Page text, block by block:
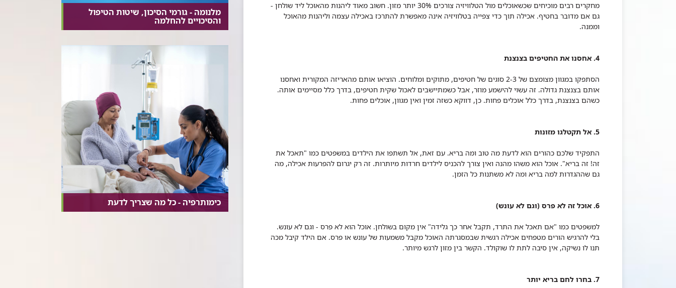
מחקרים רבים מוכיחים שכשאוכלים מול הטלוויזיה צורכים 30% יותר מזון. חשוב מאוד ליהנות מהאוכל ליד שולחן -
גם אם מדובר בחטיף. אכילה תוך כדי צפייה בטלוויזיה אינה מאפשרת להתרכז באכילה עצמה וליהנות מהאוכל
וממנה.
4. אחסנו את החטיפים בצנצנת
הסתפקו במגוון מצומצם של 2-3 סוגים של חטיפים, מתוקים ומלוחים. הוציאו אותם מהאריזה המקורית ואחסנו
אותם בצנצנת גדולה. זה עשוי להישמע מוזר, אבל כשמתיישבים לאכול שקית חטיפים, בדרך כלל מסיימים אותה.
כשהם בצנצנת, בדרך כלל אוכלים פחות. כן, דווקא כשזה זמין ואין מגוון, אוכלים פחות.
5. אל תקטלגו מזונות
התפקיד שלכם כהורים הוא לדעת מה טוב ומה בריא. עם זאת, אל תשתפו את הילדים במשפטים כמו "תאכל את
זה! זה בריא". אוכל הוא משהו מהנה ואין צורך להכניס לילדים חרדות מיותרות. זה רק יגרום להפרעות אכילה, מה
גם שההגדרות למה בריא ומה לא משתנות כל הזמן.
6. אוכל זה לא פרס (וגם לא עונש)
למשפטים כמו "אם תאכל את התרד, תקבל אחר כך גלידה" אין מקום בשולחן. אוכל הוא לא פרס - וגם לא עונש.
בלי להרגיש הורים מטפחים אכילה רגשית שבמסגרתה האוכל מקבל משמעות של עונש או פרס. אם הילד קיבל מכה
תנו לו נשיקה, אין סיבה לתת לו שוקולד. הקשר בין מזון לרגש מיותר.
7. בחרו לחם בריא יותר
מלנומה - גורמי הסיכון, שיטות הטיפול
והסיכויים להחלמה
כימותרפיה - כל מה שצריך לדעת